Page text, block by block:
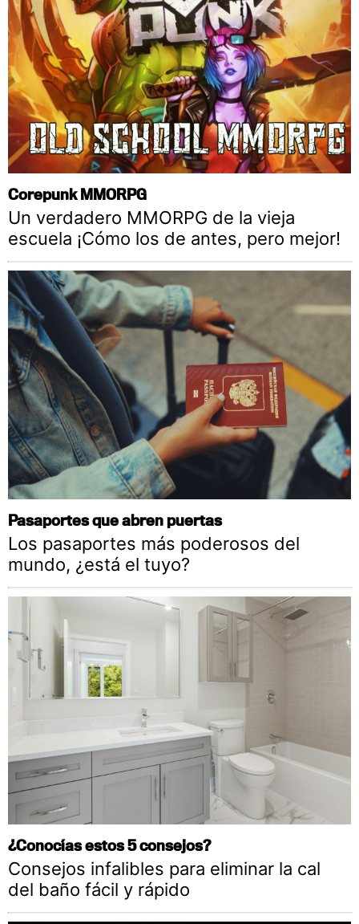
Corepunk MMORPG
Un verdadero MMORPG de la vieja
escuela ¡Cómo los de antes, pero mejor!
Pasaportes que abren puertas
Los pasaportes más poderosos del
mundo, ¿está el tuyo?
¿Conocías estos 5 consejos?
Consejos infalibles para eliminar la cal
del baño fácil y rápido